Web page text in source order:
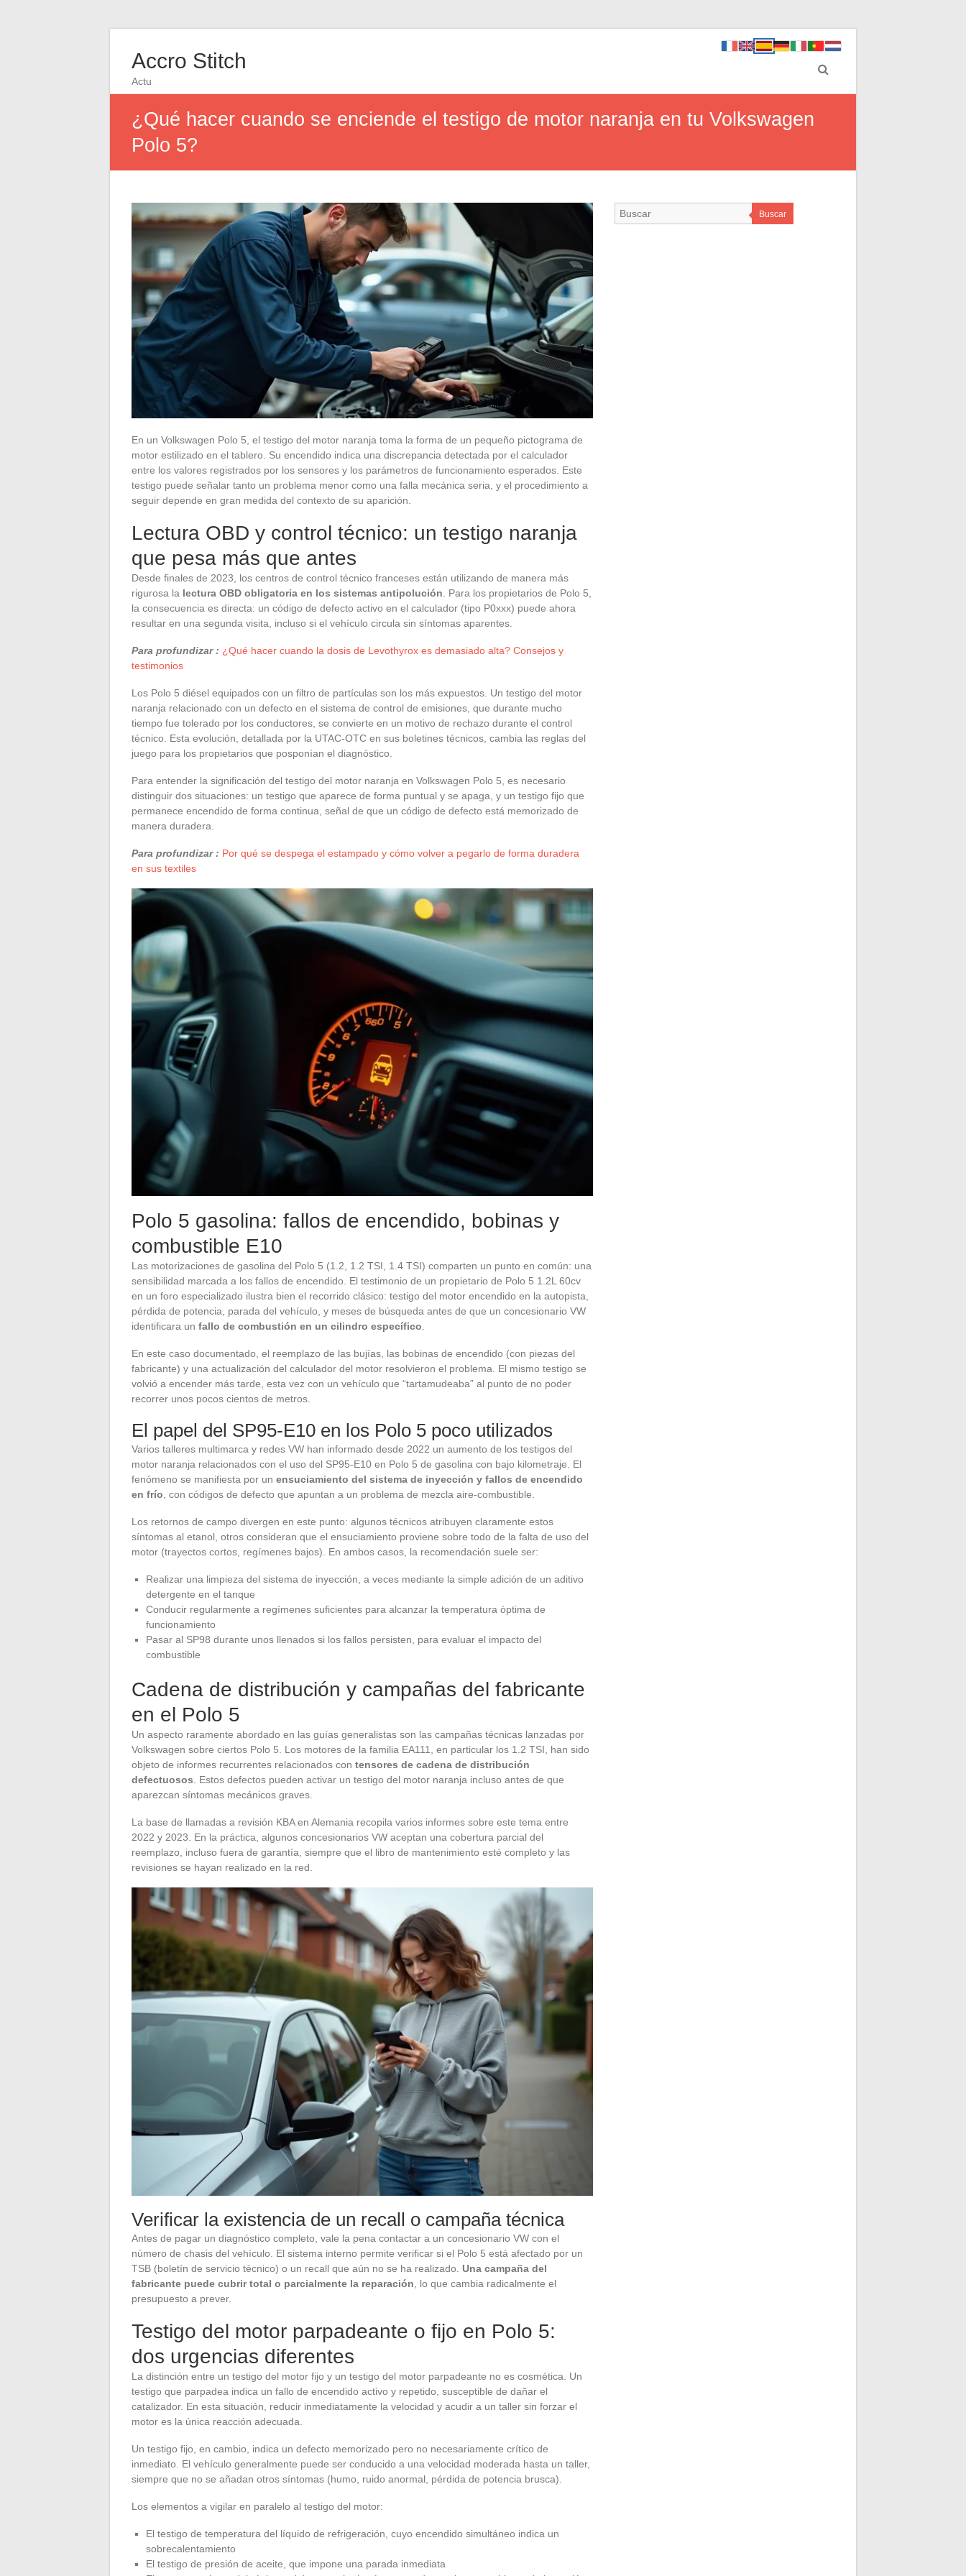
Accro Stitch
Actu
¿Qué hacer cuando se enciende el testigo de motor naranja en tu Volkswagen
Polo 5?
En un Volkswagen Polo 5, el testigo del motor naranja toma la forma de un pequeño pictograma de
motor estilizado en el tablero. Su encendido indica una discrepancia detectada por el calculador
entre los valores registrados por los sensores y los parámetros de funcionamiento esperados. Este
testigo puede señalar tanto un problema menor como una falla mecánica seria, y el procedimiento a
seguir depende en gran medida del contexto de su aparición.
Lectura OBD y control técnico: un testigo naranja
que pesa más que antes
Desde finales de 2023, los centros de control técnico franceses están utilizando de manera más
rigurosa la lectura OBD obligatoria en los sistemas antipolución . Para los propietarios de Polo 5,
la consecuencia es directa: un código de defecto activo en el calculador (tipo P0xxx) puede ahora
resultar en una segunda visita, incluso si el vehículo circula sin síntomas aparentes.
Para profundizar : ¿Qué hacer cuando la dosis de Levothyrox es demasiado alta? Consejos y
testimonios
Los Polo 5 diésel equipados con un filtro de partículas son los más expuestos. Un testigo del motor
naranja relacionado con un defecto en el sistema de control de emisiones, que durante mucho
tiempo fue tolerado por los conductores, se convierte en un motivo de rechazo durante el control
técnico. Esta evolución, detallada por la UTAC-OTC en sus boletines técnicos, cambia las reglas del
juego para los propietarios que posponían el diagnóstico.
Para entender la significación del testigo del motor naranja en Volkswagen Polo 5, es necesario
distinguir dos situaciones: un testigo que aparece de forma puntual y se apaga, y un testigo fijo que
permanece encendido de forma continua, señal de que un código de defecto está memorizado de
manera duradera.
Para profundizar : Por qué se despega el estampado y cómo volver a pegarlo de forma duradera
en sus textiles
Polo 5 gasolina: fallos de encendido, bobinas y
combustible E10
Las motorizaciones de gasolina del Polo 5 (1.2, 1.2 TSI, 1.4 TSI) comparten un punto en común: una
sensibilidad marcada a los fallos de encendido. El testimonio de un propietario de Polo 5 1.2L 60cv
en un foro especializado ilustra bien el recorrido clásico: testigo del motor encendido en la autopista,
pérdida de potencia, parada del vehículo, y meses de búsqueda antes de que un concesionario VW
identificara un fallo de combustión en un cilindro específico.
En este caso documentado, el reemplazo de las bujías, las bobinas de encendido (con piezas del
fabricante) y una actualización del calculador del motor resolvieron el problema. El mismo testigo se
volvió a encender más tarde, esta vez con un vehículo que “tartamudeaba” al punto de no poder
recorrer unos pocos cientos de metros.
El papel del SP95-E10 en los Polo 5 poco utilizados
Varios talleres multimarca y redes VW han informado desde 2022 un aumento de los testigos del
motor naranja relacionados con el uso del SP95-E10 en Polo 5 de gasolina con bajo kilometraje. El
fenómeno se manifiesta por un ensuciamiento del sistema de inyección y fallos de encendido
en frío, con códigos de defecto que apuntan a un problema de mezcla aire-combustible.
Los retornos de campo divergen en este punto: algunos técnicos atribuyen claramente estos
síntomas al etanol, otros consideran que el ensuciamiento proviene sobre todo de la falta de uso del
motor (trayectos cortos, regímenes bajos). En ambos casos, la recomendación suele ser:
Realizar una limpieza del sistema de inyección, a veces mediante la simple adición de un aditivo
detergente en el tanque
Conducir regularmente a regímenes suficientes para alcanzar la temperatura óptima de
funcionamiento
Pasar al SP98 durante unos llenados si los fallos persisten, para evaluar el impacto del
combustible
Cadena de distribución y campañas del fabricante
en el Polo 5
Un aspecto raramente abordado en las guías generalistas son las campañas técnicas lanzadas por
Volkswagen sobre ciertos Polo 5. Los motores de la familia EA111, en particular los 1.2 TSI, han sido
objeto de informes recurrentes relacionados con tensores de cadena de distribución
defectuosos. Estos defectos pueden activar un testigo del motor naranja incluso antes de que
aparezcan síntomas mecánicos graves.
La base de llamadas a revisión KBA en Alemania recopila varios informes sobre este tema entre
2022 y 2023. En la práctica, algunos concesionarios VW aceptan una cobertura parcial del
reemplazo, incluso fuera de garantía, siempre que el libro de mantenimiento esté completo y las
revisiones se hayan realizado en la red.
Verificar la existencia de un recall o campaña técnica
Antes de pagar un diagnóstico completo, vale la pena contactar a un concesionario VW con el
número de chasis del vehículo. El sistema interno permite verificar si el Polo 5 está afectado por un
TSB (boletín de servicio técnico) o un recall que aún no se ha realizado. Una campaña del
fabricante puede cubrir total o parcialmente la reparación , lo que cambia radicalmente el
presupuesto a prever.
Testigo del motor parpadeante o fijo en Polo 5:
dos urgencias diferentes
La distinción entre un testigo del motor fijo y un testigo del motor parpadeante no es cosmética. Un
testigo que parpadea indica un fallo de encendido activo y repetido, susceptible de dañar el
catalizador. En esta situación, reducir inmediatamente la velocidad y acudir a un taller sin forzar el
motor es la única reacción adecuada.
Un testigo fijo, en cambio, indica un defecto memorizado pero no necesariamente crítico de
inmediato. El vehículo generalmente puede ser conducido a una velocidad moderada hasta un taller,
siempre que no se añadan otros síntomas (humo, ruido anormal, pérdida de potencia brusca).
Los elementos a vigilar en paralelo al testigo del motor:
El testigo de temperatura del líquido de refrigeración, cuyo encendido simultáneo indica un
sobrecalentamiento
El testigo de presión de aceite, que impone una parada inmediata
Buscar